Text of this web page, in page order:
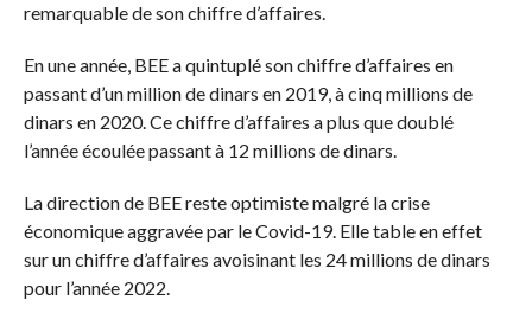
remarquable de son chiffre d’affaires.
En une année, BEE a quintuplé son chiffre d’affaires en
passant d’un million de dinars en 2019, à cinq millions de
dinars en 2020. Ce chiffre d’affaires a plus que doublé
l’année écoulée passant à 12 millions de dinars.
La direction de BEE reste optimiste malgré la crise
économique aggravée par le Covid-19. Elle table en effet
sur un chiffre d’affaires avoisinant les 24 millions de dinars
pour l’année 2022.